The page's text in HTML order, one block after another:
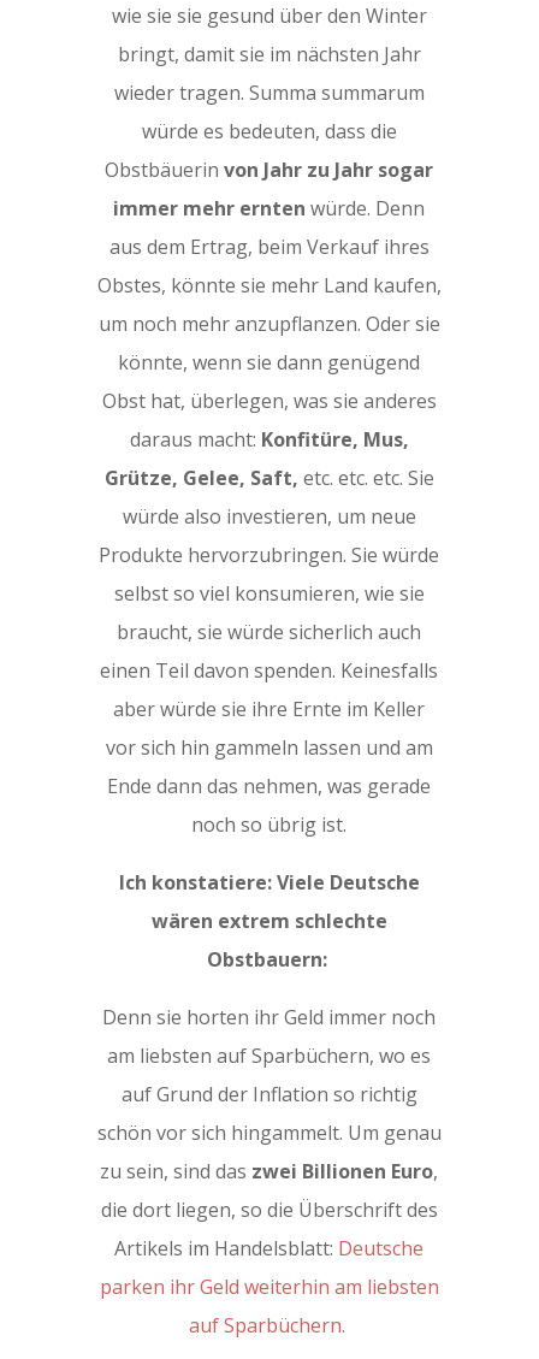
wie sie sie gesund über den Winter
bringt, damit sie im nächsten Jahr
wieder tragen. Summa summarum
würde es bedeuten, dass die
Obstbäuerinvon Jahr zu Jahr sogar
immer mehr ernten würde. Denn
aus dem Ertrag, beim Verkauf ihres
Obstes, könnte sie mehr Land kaufen,
um noch mehr anzupflanzen. Oder sie
könnte, wenn sie dann genügend
Obst hat, überlegen, was sie anderes
daraus macht: Konfitüre, Mus,
Grütze, Gelee, Saft, etc. etc. etc. Sie
würde also investieren, um neue
Produkte hervorzubringen. Sie würde
selbst so viel konsumieren, wie sie
braucht, sie würde sicherlich auch
einen Teil davon spenden. Keinesfalls
aber würde sie ihre Ernte im Keller
vor sich hin gammeln lassen und am
Ende dann das nehmen, was gerade
noch so übrig ist.
Ich konstatiere: Viele Deutsche
wären extrem schlechte
Obstbauern:
Denn sie horten ihr Geld immer noch
am liebsten auf Sparbüchern, wo es
auf Grund der Inflation so richtig
schön vor sich hingammelt. Um genau
zu sein, sind das zwei Billionen Euro,
die dort liegen, so die Überschrift des
Artikels im Handelsblatt: Deutsche
parken ihr Geld weiterhin am liebsten
auf Sparbüchern.